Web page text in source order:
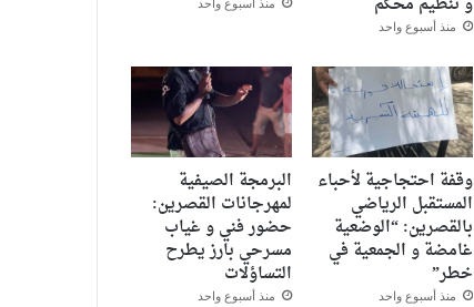
منذ أسبوع واحد
منذ أسبوع واحد
وقفة احتجاجية لأحباء
المستقبل الرياضي
بالقصرين: “الوضعية
غامضة و الجمعية في
خطر”
منذ أسبوع واحد
البرمجة الصيفية
لمهرجانات القصرين:
حضور فني و غياب
مسرحي بارز يطرح
التساؤلات
منذ أسبوع واحد